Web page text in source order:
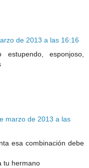
de 2013 a las 16:16
esponjoso,
marzo de 2013 a las
esa combinación debe
tu hermano